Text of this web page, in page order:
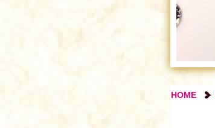
HOME